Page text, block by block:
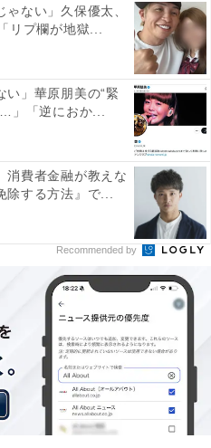
ゃない」久保優太、
リプ欄が地獄...
い」華原朋美の“緊
」「逆におか...
消費者金融が教えな
除する方法』で...
Recommended by